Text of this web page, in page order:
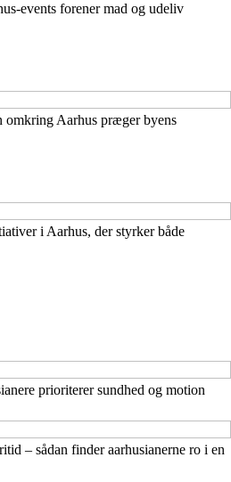
events forener mad og udeliv
omkring Aarhus præger byens
i Aarhus, der styrker både
prioriterer sundhed og motion
– sådan finder aarhusianerne ro i en